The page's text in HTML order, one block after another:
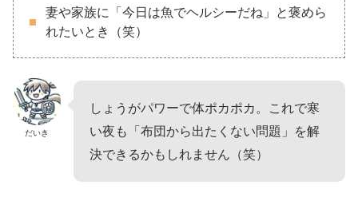
妻や家族に「今日は魚でヘルシーだね」と褒めら
れたいとき（笑）
だいき
しょうがパワーで体ポカポカ。これで寒
い夜も「布団から出たくない問題」を解
決できるかもしれません（笑）